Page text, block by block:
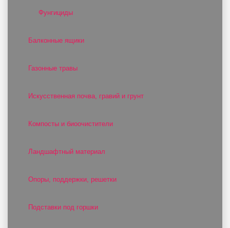
Фунгициды
Балконные ящики
Газонные травы
Искусственная почва, гравий и грунт
Компосты и биоочистители
Ландшафтный материал
Опоры, поддержки, решетки
Подставки под горшки